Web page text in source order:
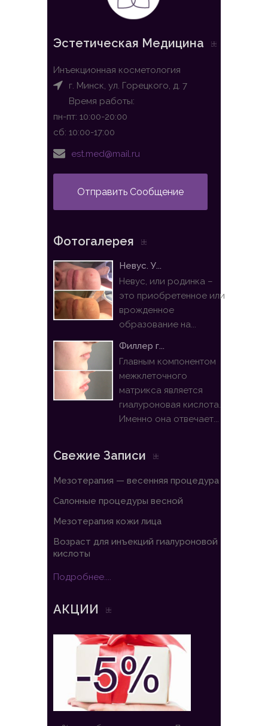
Эстетическая Медицина
Инъекционная косметология
г. Минск, ул. Горецкого, д. 7
Время работы:
пн-пт: 10:00-20:00
сб: 10:00-17:00
est.med@mail.ru
Отправить Сообщение
Фотогалерея
Невус. У...
Невус, или родинка –
это приобретенное или
врожденное
образование на...
Филлер г...
Главным компонентом
межклеточного
матрикса является
гиалуроновая кислота.
Именно она отвечает...
Свежие Записи
Мезотерапия — весенняя процедура
Салонные процедуры весной
Мезотерапия кожи лица
Возраст для инъекций гиалуроновой
кислоты
Подробнее....
АКЦИИ